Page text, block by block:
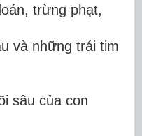
trừng phạt,
và những trái tim
sâu của con